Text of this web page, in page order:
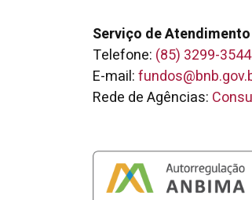
Serviço de
Telefone: (85) 3299-3544
E-mail:
Rede de Agências: